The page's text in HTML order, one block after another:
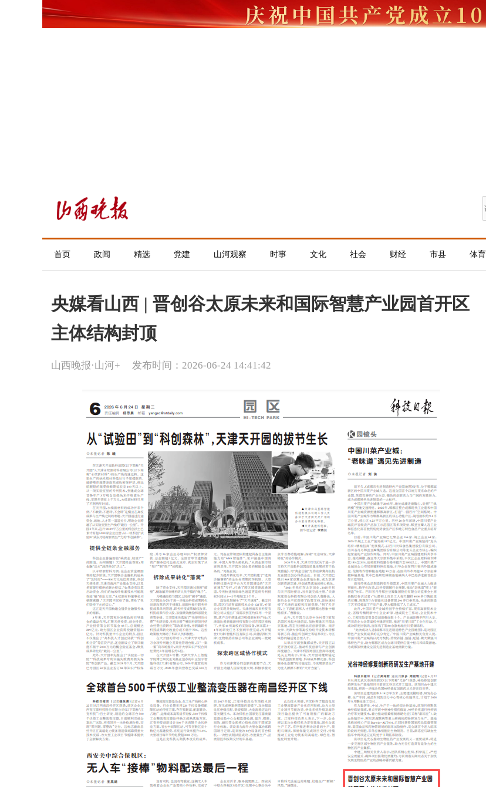
首页 政闻 精选 党建 山河观察 时事 文化 社会 财经 市县 体育
央媒看山西 | 晋创谷太原未来和国际智慧产业园首开区
主体结构封顶
山西晚报·山河+ 发布时间：2026-06-24 14:41:42